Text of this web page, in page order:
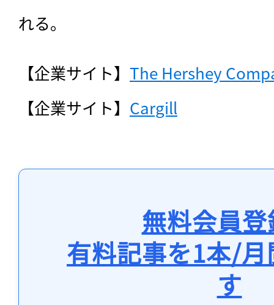
れる。
【企業サイト】 The Hershey
【企業サイト】 Cargill
無料会員
有料記事を1本/
す